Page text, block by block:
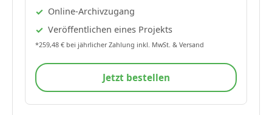
Online-Archivzugang
Veröffentlichen eines Projekts
*259,48 € bei jährlicher Zahlung inkl. MwSt. & Versand
Jetzt bestellen